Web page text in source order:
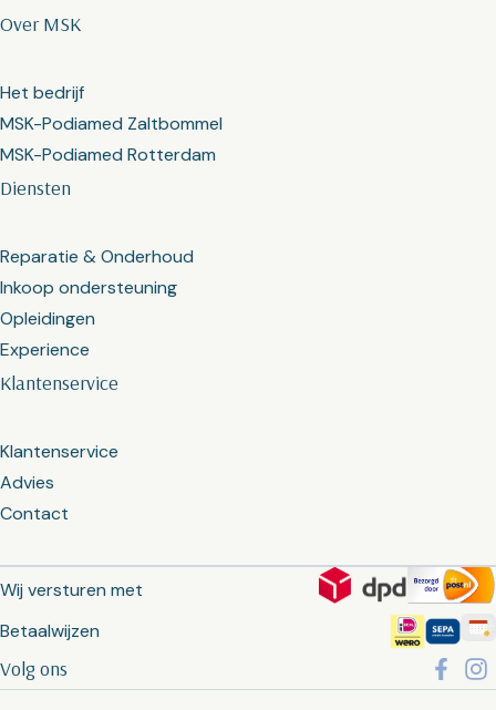
Klantenservice
Klantenservice
Advies
Contact
Diensten
Reparatie & Onderhoud
Inkoop ondersteuning
Opleidingen
Experience
Over MSK
Het bedrijf
MSK-Podiamed Zaltbommel
MSK-Podiamed Rotterdam
Wij versturen met
Betaalwijzen
Volg ons